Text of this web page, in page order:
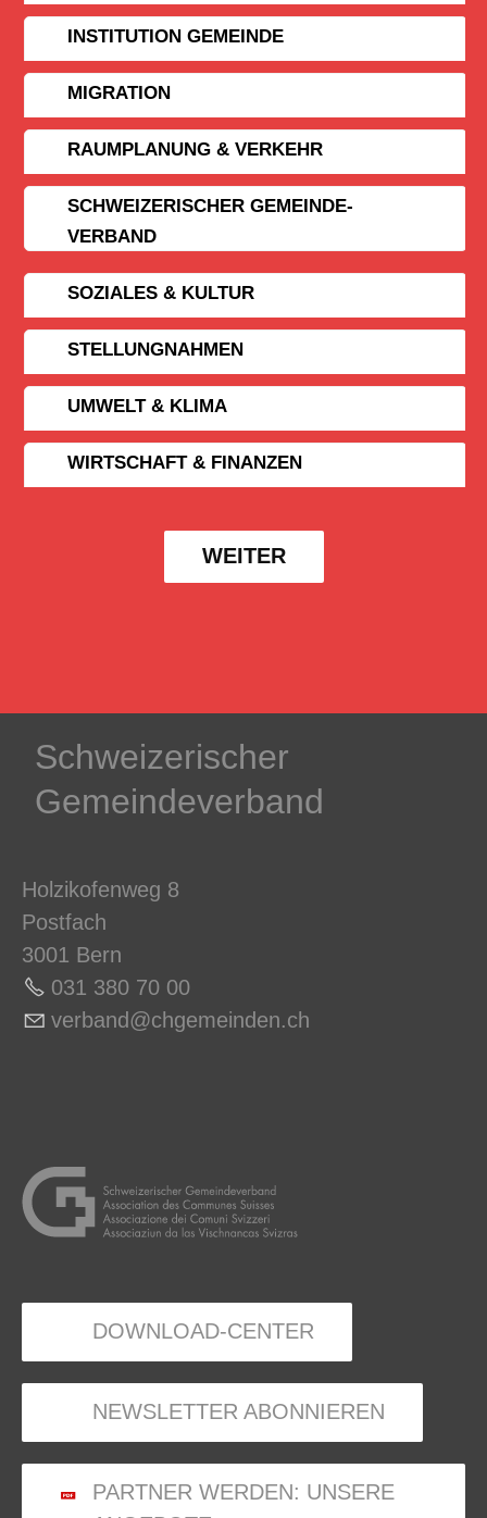
INSTITUTION GEMEINDE
MIGRATION
RAUMPLANUNG & VERKEHR
SCHWEIZERISCHER GEMEINDE­
VERBAND
SOZIALES & KULTUR
STELLUNGNAHMEN
UMWELT & KLIMA
WIRTSCHAFT & FINANZEN
WEITER
Schweizerischer
Gemeindeverband
Holzikofenweg 8
Postfach
3001 Bern
031 380 70 00
v rb nd chg m nd n ch
DOWNLOAD-CENTER
NEWSLETTER ABONNIEREN
PARTNER WERDEN: UNSERE